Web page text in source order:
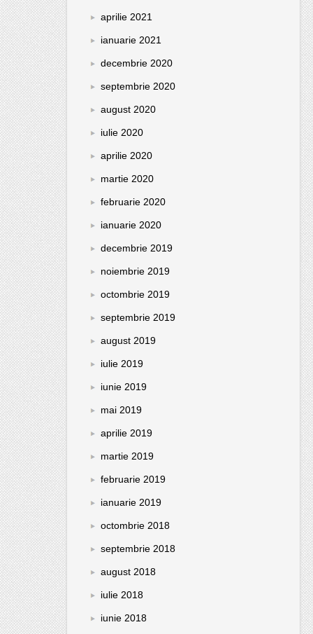
aprilie 2021
ianuarie 2021
decembrie 2020
septembrie 2020
august 2020
iulie 2020
aprilie 2020
martie 2020
februarie 2020
ianuarie 2020
decembrie 2019
noiembrie 2019
octombrie 2019
septembrie 2019
august 2019
iulie 2019
iunie 2019
mai 2019
aprilie 2019
martie 2019
februarie 2019
ianuarie 2019
octombrie 2018
septembrie 2018
august 2018
iulie 2018
iunie 2018